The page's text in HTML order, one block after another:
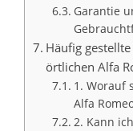
Garantie
Häufig
örtlichen Alfa
1. Worauf
Alfa
2. Kann